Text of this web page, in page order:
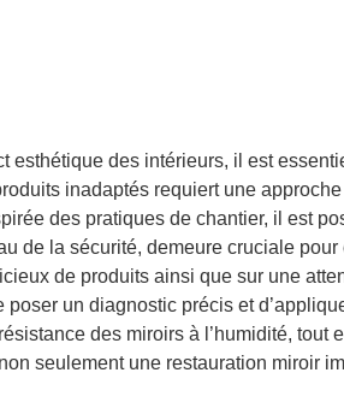
esthétique des intérieurs, il est
inadaptés requiert une
des pratiques de chantier, il est
de la sécurité, demeure cruciale
de produits ainsi que sur une
un diagnostic précis et
des miroirs à l’humidité,
seulement une restauration miroir